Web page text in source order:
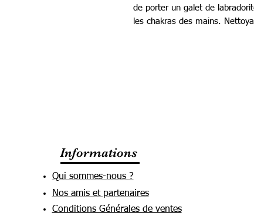
de porter un galet de
les chakras des mains.
Informations
Qui sommes-nous ?
Nos amis et partenaires
Conditions Générales de ventes